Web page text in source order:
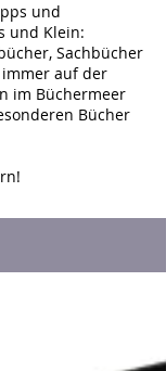
und
und Klein:
Sachbücher
auf der
im Büchermeer
Bücher